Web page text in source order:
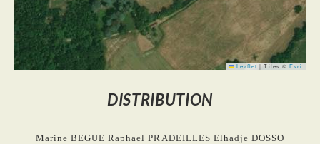
Leaflet | Tiles © Esri
DISTRIBUTION
Marine BEGUE Raphael PRADEILLES Elhadje DOSSO